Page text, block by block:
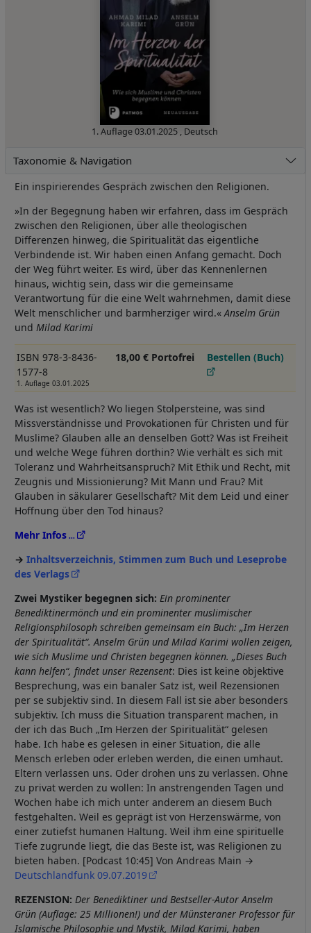
1. Auflage03.01.2025 , Deutsch
Taxonomie & Navigation
Ein inspirierendes Gespräch zwischen den Religionen.
»In der Begegnung haben wir erfahren, dass im Gespräch
zwischen den Religionen, über alle theologischen
Differenzen hinweg, die Spiritualität das eigentliche
Verbindende ist. Wir haben einen Anfang gemacht. Doch
der Weg führt weiter. Es wird, über das Kennenlernen
hinaus, wichtig sein, dass wir die gemeinsame
Verantwortung für die eine Welt wahrnehmen, damit diese
Welt menschlicher und barmherziger wird.«Anselm Grün
und Milad Karimi
ISBN 978-3-8436-
1577-8
1. Auflage 03.01.2025
18,00 € Portofrei Bestellen (Buch)
Was ist wesentlich? Wo liegen Stolpersteine, was sind
Missverständnisse und Provokationen für Christen und für
Muslime? Glauben alle an denselben Gott? Was ist Freiheit
und welche Wege führen dorthin? Wie verhält es sich mit
Toleranz und Wahrheitsanspruch? Mit Ethik und Recht, mit
Zeugnis und Missionierung? Mit Mann und Frau? Mit
Glauben in säkularer Gesellschaft? Mit dem Leid und einer
Hoffnung über den Tod hinaus?
Mehr Infos
Inhaltsverzeichnis, Stimmen zum Buch und Leseprobe
des Verlags
Zwei Mystiker begegnen sich: Ein prominenter
Benediktinermönch und ein prominenter muslimischer
Religionsphilosoph schreiben gemeinsam ein Buch: „Im Herzen
der Spiritualität“. Anselm Grün und Milad Karimi wollen zeigen,
wie sich Muslime und Christen begegnen können. „Dieses Buch
kann helfen“, findet unser Rezensent: Dies ist keine objektive
Besprechung, was ein banaler Satz ist, weil Rezensionen
per se subjektiv sind. In diesem Fall ist sie aber besonders
subjektiv. Ich muss die Situation transparent machen, in
der ich das Buch „Im Herzen der Spiritualität“ gelesen
habe. Ich habe es gelesen in einer Situation, die alle
Mensch erleben oder erleben werden, die einen umhaut.
Eltern verlassen uns. Oder drohen uns zu verlassen. Ohne
zu privat werden zu wollen: In anstrengenden Tagen und
Wochen habe ich mich unter anderem an diesem Buch
festgehalten. Weil es geprägt ist von Herzenswärme, von
einer zutiefst humanen Haltung. Weil ihm eine spirituelle
Tiefe zugrunde liegt, die das Beste ist, was Religionen zu
bieten haben. [Podcast 10:45] Von Andreas Main
Deutschlandfunk 09.07.2019
REZENSION: Der Benediktiner und Bestseller-Autor Anselm
Grün (Auflage: 25 Millionen!) und der Münsteraner Professor für
Islamische Philosophie und Mystik, Milad Karimi, haben